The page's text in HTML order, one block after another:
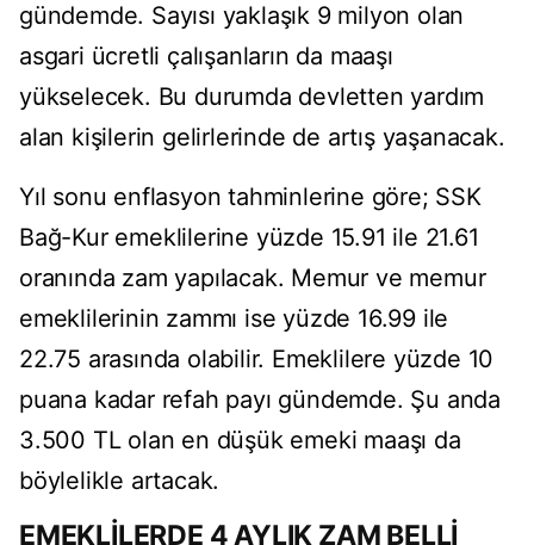
gündemde. Sayısı yaklaşık 9 milyon olan
asgari ücretli çalışanların da maaşı
yükselecek. Bu durumda devletten yardım
alan kişilerin gelirlerinde de artış yaşanacak.
Yıl sonu enflasyon tahminlerine göre; SSK
Bağ-Kur emeklilerine yüzde 15.91 ile 21.61
oranında zam yapılacak. Memur ve memur
emeklilerinin zammı ise yüzde 16.99 ile
22.75 arasında olabilir. Emeklilere yüzde 10
puana kadar refah payı gündemde. Şu anda
3.500 TL olan en düşük emeki maaşı da
böylelikle artacak.
EMEKLİLERDE 4 AYLIK ZAM BELLİ